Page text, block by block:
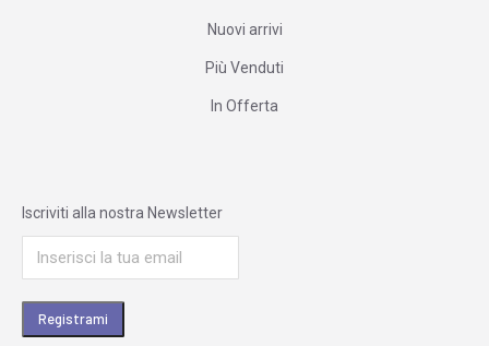
Nuovi arrivi
Più Venduti
In Offerta
Iscriviti alla nostra Newsletter